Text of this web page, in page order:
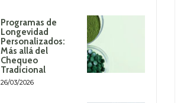
Programas de
Longevidad
Personalizados:
Más allá del
Chequeo
Tradicional
26/03/2026